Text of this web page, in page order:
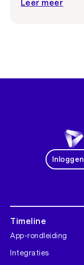
Leer meer
Inloggen
Timeline
App-rondleiding
Integraties